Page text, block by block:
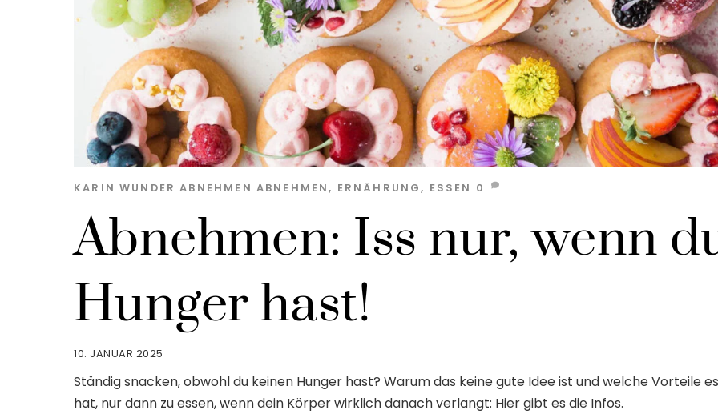
10. JANUAR 2025
Abnehmen: Iss nur, wenn
Hunger hast!
KARIN WUNDER ABNEHMEN ABNEHMEN, ERNÄHRUNG, ESSEN 0
Ständig snacken, obwohl du keinen Hunger hast? Warum das keine gute Idee ist und welche Vorteile es
hat, nur dann zu essen, wenn dein Körper wirklich danach verlangt: Hier gibt es die Infos.